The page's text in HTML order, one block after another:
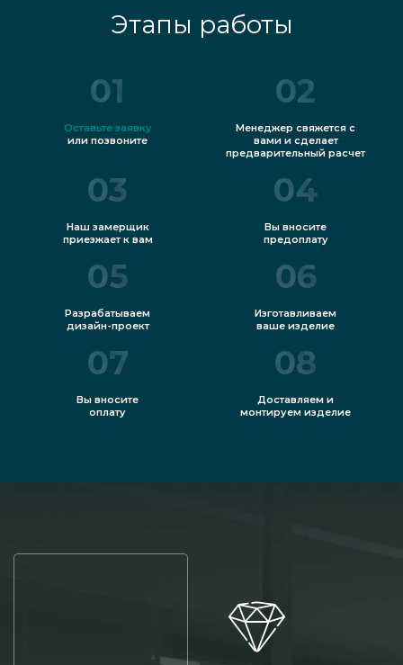
Этапы работы
01
Оставьте заявку
или позвоните
02
Менеджер свяжется с
вами и сделает
предварительный расчет
03
Наш замерщик
приезжает к вам
04
Вы вносите
предоплату
05
Разрабатываем
дизайн-проект
06
Изготавливаем
ваше изделие
07
Вы вносите
оплату
08
Доставляем и
монтируем изделие